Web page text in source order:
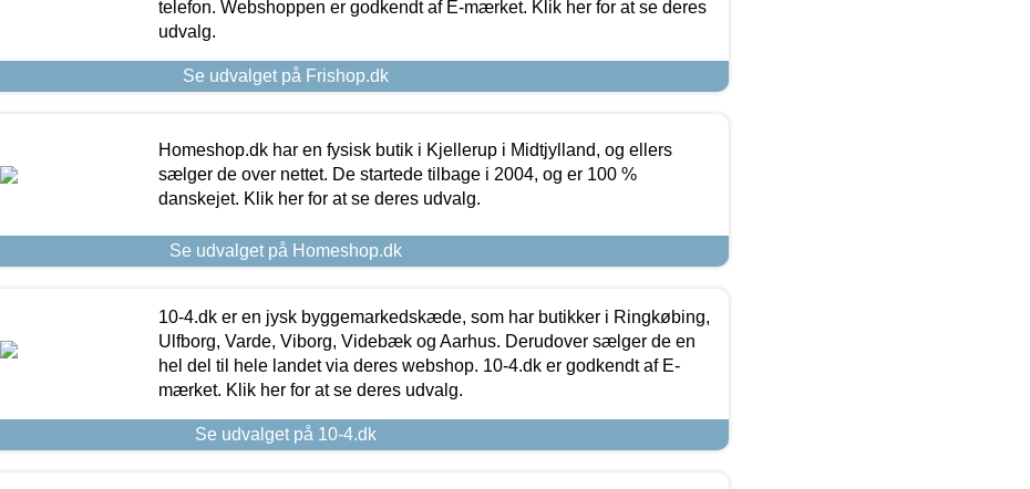
telefon. Webshoppen er godkendt af E-mærket. Klik her for at se deres
udvalg.
Se udvalget på Frishop.dk
Homeshop.dk har en fysisk butik i Kjellerup i Midtjylland, og ellers
sælger de over nettet. De startede tilbage i 2004, og er 100 %
danskejet. Klik her for at se deres udvalg.
Se udvalget på Homeshop.dk
10-4.dk er en jysk byggemarkedskæde, som har butikker i Ringkøbing,
Ulfborg, Varde, Viborg, Videbæk og Aarhus. Derudover sælger de en
hel del til hele landet via deres webshop. 10-4.dk er godkendt af E-
mærket. Klik her for at se deres udvalg.
Se udvalget på 10-4.dk